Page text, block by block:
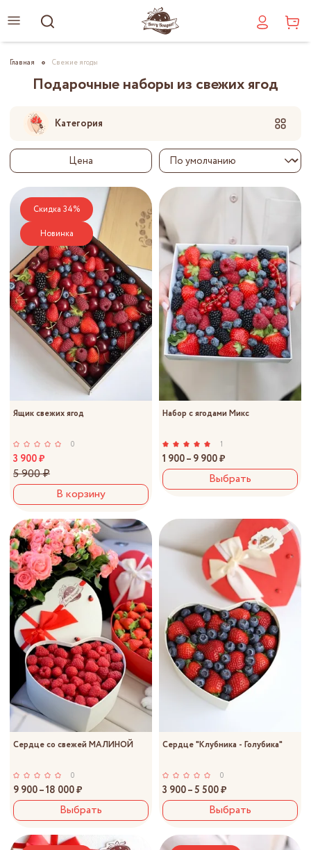
Главная Свежие ягоды
Подарочные наборы из свежих ягод
Категория
Цена
Скидка 34%
Новинка
Ящик свежих ягод
0
3 900 ₽
5 900 ₽
В корзину
Набор с ягодами Микс
1
1 900 – 9 900 ₽
Выбрать
Сердце со свежей МАЛИНОЙ
0
9 900 – 18 000 ₽
Выбрать
Сердце "Клубника - Голубика"
0
3 900 – 5 500 ₽
Выбрать